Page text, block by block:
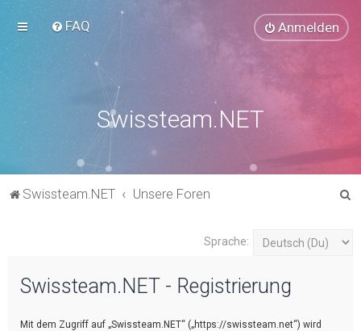
FAQ Anmelden
Swissteam.NET
Swissteam.NET Unsere Foren
Sprache:
Swissteam.NET - Registrierung
Mit dem Zugriff auf „Swissteam.NET“ („https://swissteam.net“) wird